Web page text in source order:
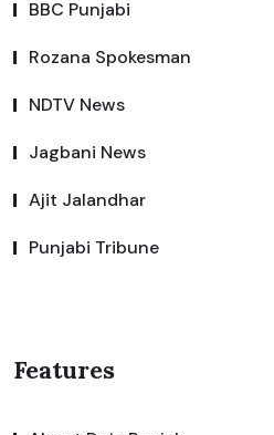
BBC Punjabi
Rozana Spokesman
NDTV News
Jagbani News
Ajit Jalandhar
Punjabi Tribune
Features